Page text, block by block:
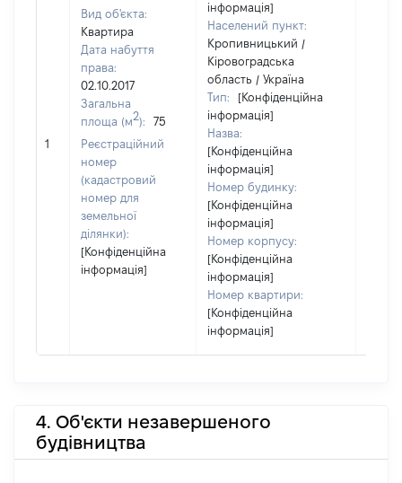
1
Вид об'єкта:
Квартира
Дата набуття
права:
02.10.2017
Загальна
площа (м2):
75
Реєстраційний
номер
(кадастровий
номер для
земельної
ділянки):
[Конфіденційна
інформація]
інформація]
Населений пункт:
Кропивницький /
Кіровоградська
область / Україна
Тип:
[Конфіденційна
інформація]
Назва:
[Конфіденційна
інформація]
Номер будинку:
[Конфіденційна
інформація]
Номер корпусу:
[Конфіденційна
інформація]
Номер квартири:
[Конфіденційна
інформація]
4. Об'єкти незавершеного
будівництва